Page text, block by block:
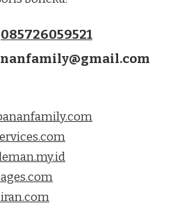
085726059521